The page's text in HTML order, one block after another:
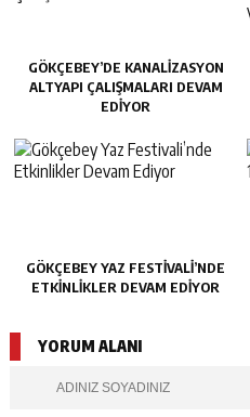
GÖKÇEBEY’DE KANALİZASYON
ALTYAPI ÇALIŞMALARI DEVAM
EDİYOR
GÖKÇEBEY YAZ FESTIVALI’NDE
ETKINLIKLER DEVAM EDIYOR
YORUM ALANI